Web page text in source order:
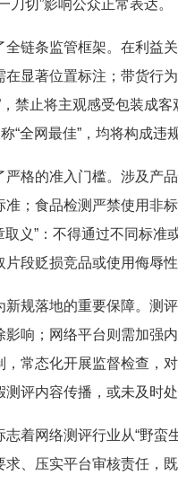
刀切”影响公众正常表达。
链条监管框架。在利益
显著位置标注；带货行
禁止将主观感受包装成
“全网最佳”，均将构成违
格的准入门槛。涉及产
；食品检测严禁使用非
取义”：不得通过不同标
段贬损竞品或使用侮辱
规落地的重要保障。测
响；网络平台则需加强
常态化开展监督检查，
评内容传播，或未及时
着网络测评行业从“野蛮
、压实平台审核责任，